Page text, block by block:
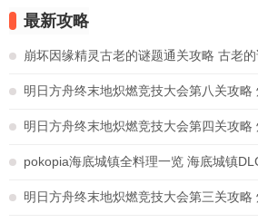
最新攻略